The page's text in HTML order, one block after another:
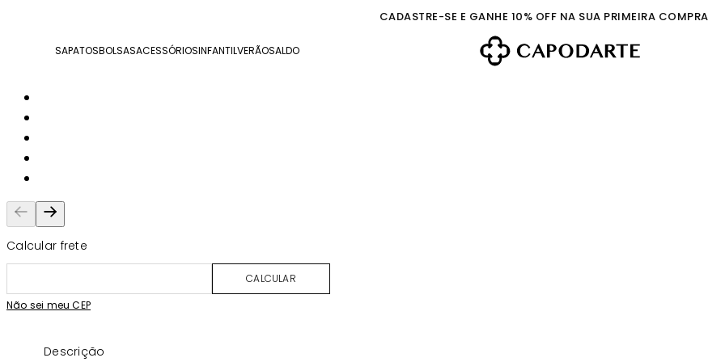
CADASTRE-SE E GANHE 10% OFF NA SUA PRIMEIRA COMPRA
SAPATOSBOLSASACESSÓRIOSINFANTILVERÃOSALDO
Calcular frete
CALCULAR
Não sei meu CEP
Descrição